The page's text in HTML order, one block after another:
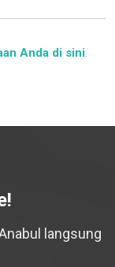
Anda di sini.
langsung